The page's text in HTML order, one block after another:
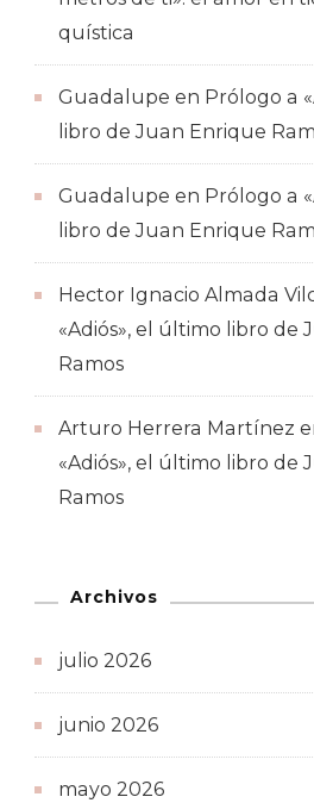
quística
Guadalupe en Prólogo a
libro de Juan Enrique
Guadalupe en Prólogo a
libro de Juan Enrique
Hector Ignacio Almada
«Adiós», el último libro de
Ramos
Arturo Herrera Martínez
«Adiós», el último libro de
Ramos
Archivos
julio 2026
junio 2026
mayo 2026